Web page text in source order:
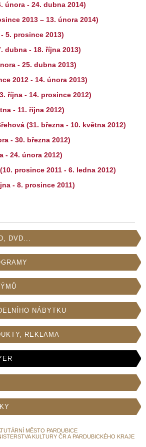
února - 24. dubna 2014)
2013 – 13. února 2014)
5. prosince 2013)
dubna - 18. října 2013)
- 25. dubna 2013)
2012 - 14. února 2013)
října - 14. prosince 2012)
- 11. října 2012)
(31. března - 10. května 2012)
- 30. března 2012)
- 24. února 2012)
prosince 2011 - 6. ledna 2012)
- 8. prosince 2011)
DVD...
NÁBYTKU
REKLAMA
MĚSTO PARDUBICE
KULTURY ČR A PARDUBICKÉHO KRAJE